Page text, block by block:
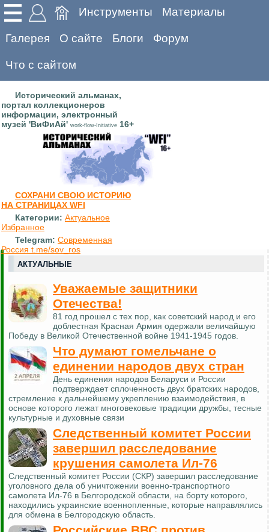
Инструменты Материалы
Галерея О сайте Блоги Форум
Что с сайтом
Исторический альманах,
портал коллекционеров
информации, электронный
музей 'ВиФиАй' work-flow-Initiative 16+
СОХРАНИ СВОЮ ИСТОРИЮ
НА СТРАНИЦАХ WFI
Категории: Актуальное
Избранное
Telegram: Современная
Россия t.me/sov_ros
АКТУАЛЬНЫЕ
Уважаемые защитники
Отечества!
81 год прошел с тех пор, как советский народ и его
доблестная Красная Армия одержали величайшую
Победу в Великой Отечественной войне 1941-1945 годов.
Что думают гомельчане о
единении народов двух стран
День единения народов Беларуси и России
подтверждает сплоченность двух братских народов,
стремление к дальнейшему укреплению взаимодействия, в
основе которого лежат многовековые традиции дружбы, тесные
культурные и духовные связи
Следственный комитет России
завершил расследование
крушения самолета Ил-76
Следственный комитет России (СКР) завершил расследование
уголовного дела об уничтожении военно-транспортного
самолета Ил-76 в Белгородской области, на борту которого,
находились украинские военнопленные, которые направлялись
для обмена в Белгородскую область.